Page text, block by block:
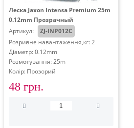
Леска Jaxon Intensa Premium 25m
0.12mm Прозрачный
Артикул:
ZJ-INP012C
Розривне навантаження,кг: 2
Діаметр: 0.12mm
Розмотування: 25m
Колір: Прозорий
48 грн.